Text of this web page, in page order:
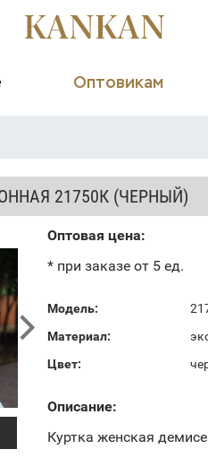
Оптовикам
21750К (ЧЕРНЫЙ)
Оптовая цена:
* при заказе от 5 ед.
Модель:
Материал:
Цвет:
Описание:
Куртка женская